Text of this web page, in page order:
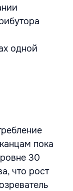
одной
пока
30
что рост